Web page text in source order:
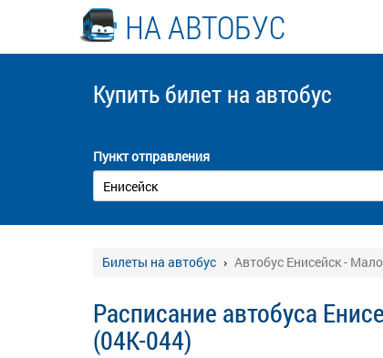
НА АВТОБУС
Купить билет на автобус
Пункт отправления
Билеты на автобус Автобус Енисейск -
Расписание автобуса
(04К-044)